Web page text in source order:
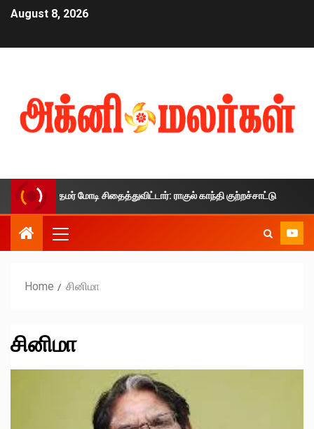
August 8, 2026
மோடி சிதைத்துவிட்டார்: ராகுல் காந்தி குற்றச்சாட்டு
Home சினிமா
சினிமா